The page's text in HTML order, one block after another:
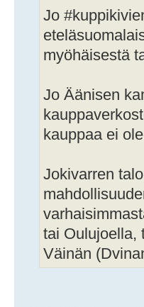
Jo
myöhäisestä
Jo Äänisen
kauppaa ei
Jokivarren
tai Oulujoella,
Väinän